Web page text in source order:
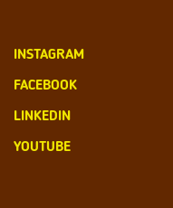
INSTAGRAM
FACEBOOK
LINKEDIN
YOUTUBE